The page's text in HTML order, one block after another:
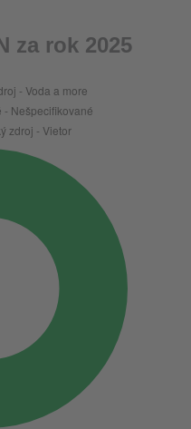
za rok 2025